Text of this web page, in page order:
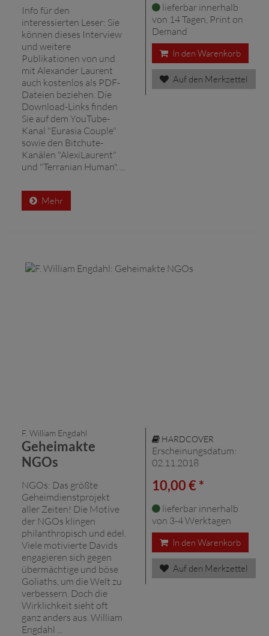
Info für den
interessierten Leser: Sie
können dieses Interview
und weitere
Publikationen von und
mit Alexander Laurent
auch kostenlos als PDF-
Dateien beziehen. Die
Download-Links finden
Sie auf dem YouTube-
Kanal "Eurasia Couple"
sowie den Bitchute-
Kanälen "AlexiLaurent"
und "Terranian Human". ...
Mehr
lieferbar innerhalb
von 14 Tagen, Print on
Demand
In den Warenkorb
Auf den Merkzettel
F. William Engdahl
Geheimakte
NGOs
NGOs: Das größte
Geheimdienstprojekt
aller Zeiten! Die Motive
der NGOs klingen
philanthropisch und edel.
Viele motivierte Davids
engagieren sich gegen
übermächtige und böse
Goliaths, um die Welt zu
verbessern. Doch die
Wirklichkeit sieht oft
ganz anders aus. William
Engdahl ...
HARDCOVER
Erscheinungsdatum:
02.11.2018
10,00 € *
lieferbar innerhalb
von 3-4 Werktagen
In den Warenkorb
Auf den Merkzettel